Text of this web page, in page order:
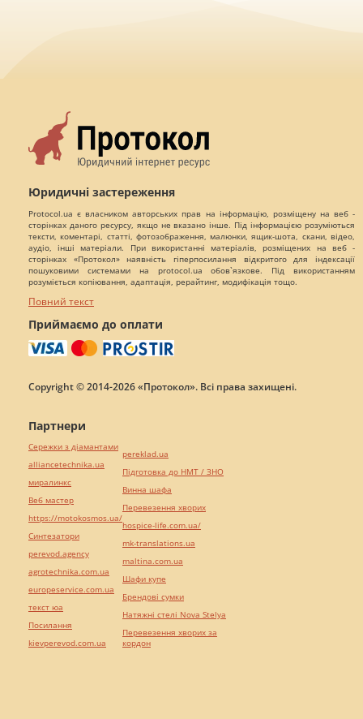
Юридичні застереження
Protocol.ua є власником авторських прав на інформацію, розміщену на веб -
сторінках даного ресурсу, якщо не вказано інше. Під інформацією розуміються
тексти, коментарі, статті, фотозображення, малюнки, ящик-шота, скани, відео,
аудіо, інші матеріали. При використанні матеріалів, розміщених на веб -
сторінках «Протокол» наявність гіперпосилання відкритого для індексації
пошуковими системами на protocol.ua обов`язкове. Під використанням
розуміється копіювання, адаптація, рерайтинг, модифікація тощо.
Повний текст
Приймаємо до оплати
Copyright © 2014-2026 «Протокол». Всі права захищені.
Партнери
Сережки з діамантами
alliancetechnika.ua
миралинкс
Веб мастер
https://motokosmos.ua/
Синтезатори
perevod.agency
agrotechnika.com.ua
europeservice.com.ua
текст юа
Посилання
kievperevod.com.ua
pereklad.ua
Підготовка до НМТ / ЗНО
Винна шафа
Перевезення хворих
hospice-life.com.ua/
mk-translations.ua
maltina.com.ua
Шафи купе
Брендові сумки
Натяжні стелі Nova Stelya
Перевезення хворих за
кордон